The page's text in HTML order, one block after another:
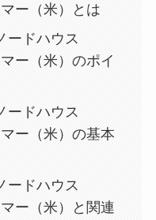
ー（米）とは
ードハウス
ー（米）のポイ
ードハウス
ー（米）の基本
ードハウス
ー（米）と関連